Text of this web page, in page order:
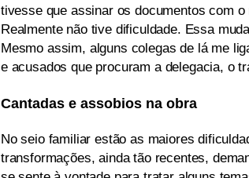
tivesse que assinar os documentos com o
Realmente não tive dificuldade. Essa
Mesmo assim, alguns colegas de lá me
e acusados que procuram a delegacia, o
Cantadas e assobios na obra
No seio familiar estão as maiores
transformações, ainda tão recentes,